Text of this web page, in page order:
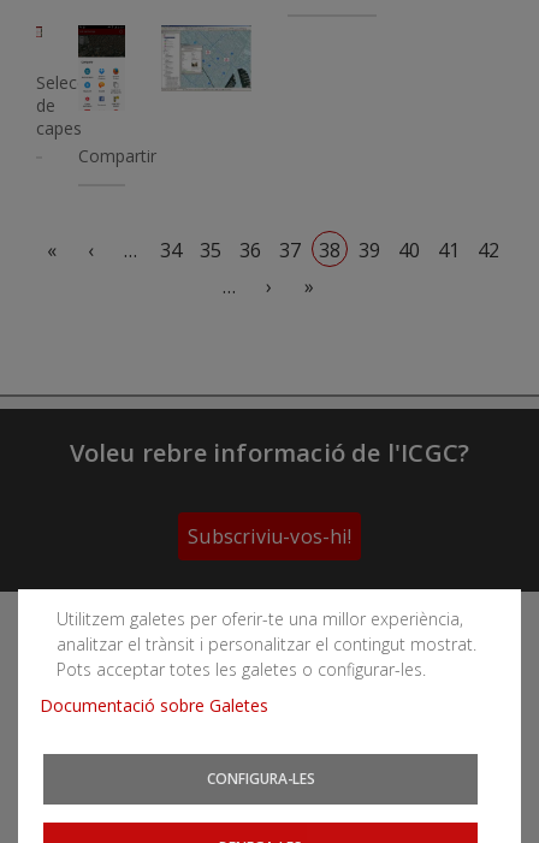
Imatge
Selecció
de
capes
Imatge
Compartir
Imatge
« ‹ … 34 35 36 37 38 39 40 41
42
…
›
Pàgina següent
»
Última pàgina
Utilitzem galetes per oferir-te una millor experiència,
analitzar el trànsit i personalitzar el contingut mostrat.
Pots acceptar totes les galetes o configurar-les.
Documentació sobre Galetes
CONFIGURA-LES
Voleu rebre informació de l'ICGC?
Subscriviu-vos-hi!
Segueix les xarxes socials de l'Institut Cartogràfic i
Geològic de Catalunya
Podeu subscriure-us als fils RSS